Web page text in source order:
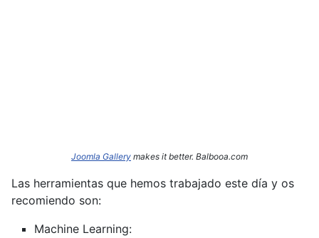
Joomla Gallery makes it better. Balbooa.com
Las herramientas que hemos trabajado este día y os
recomiendo son:
Machine Learning: